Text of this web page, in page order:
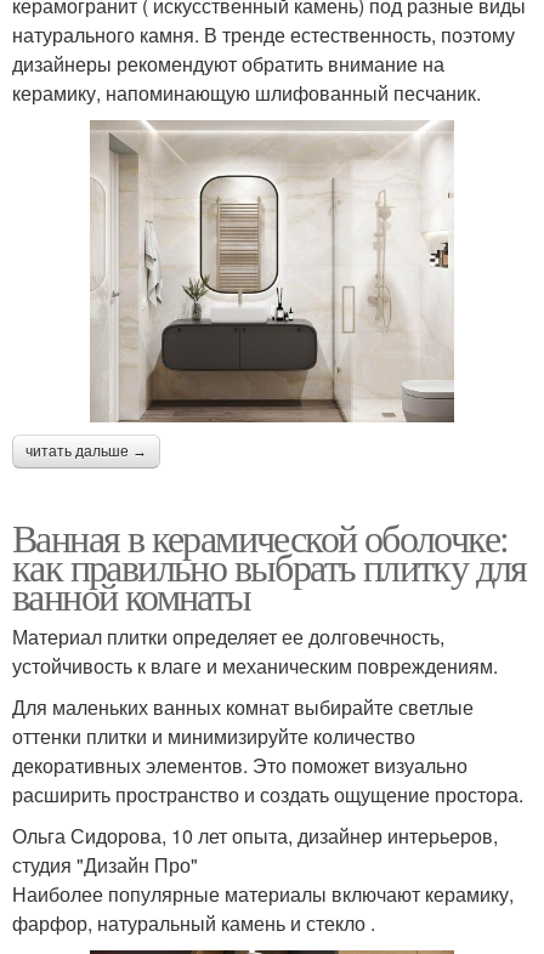
керамогранит ( искусственный камень) под разные виды
натурального камня. В тренде естественность, поэтому
дизайнеры рекомендуют обратить внимание на
керамику, напоминающую шлифованный песчаник.
читать дальше →
Ванная в керамической оболочке:
как правильно выбрать плитку для
ванной комнаты
Материал плитки определяет ее долговечность,
устойчивость к влаге и механическим повреждениям.
Для маленьких ванных комнат выбирайте светлые
оттенки плитки и минимизируйте количество
декоративных элементов. Это поможет визуально
расширить пространство и создать ощущение простора.
Ольга Сидорова, 10 лет опыта, дизайнер интерьеров,
студия "Дизайн Про"
Наиболее популярные материалы включают керамику,
фарфор, натуральный камень и стекло .